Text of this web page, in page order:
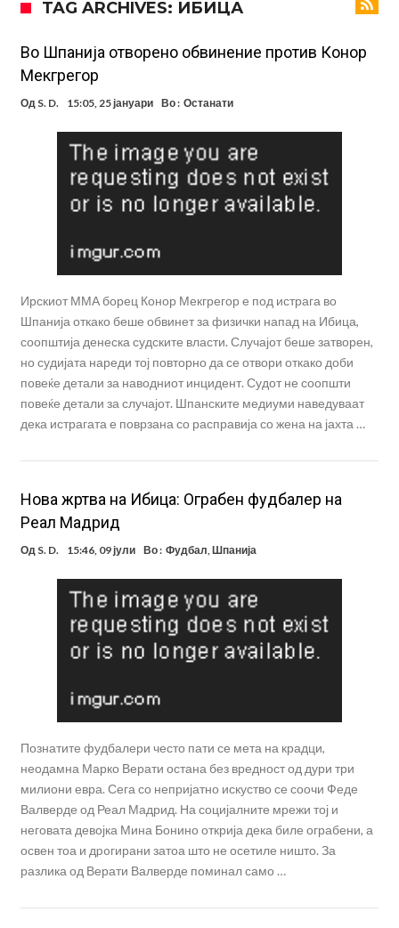
Реал Мадрид го собори клупскиот рекорд: Мурињо добива
засилување за 140 милиони евра!
Милан ја доби првата понуда за Леао
Италијански петтолигаш добива неверојатен стадион од 62
милиони евра? (Видео)
Голем удар за Барселона: Херојот на финалето на Светското
Стигнува во Мадрид за потпис на договор
Потресни сцени на погребот на УФЦ-борец: Шпалир, музика и
аплауз кој ги расплака сите (Видео)
(ВИДЕО) Голема трагедија: Гром усмрти фудбалери, а уште 12 се
TAG ARCHIVES: ИБИЦА
Во Шпанија отворено обвинение против Конор
Мекгрегор
Од S. D. 15:05, 25 јануари Во : Останати
Ирскиот ММА борец Конор Мекгрегор е под истрага во
Шпанија откако беше обвинет за физички напад на Ибица,
соопштија денеска судските власти. Случајот беше затворен,
но судијата нареди тој повторно да се отвори откако доби
повеќе детали за наводниот инцидент. Судот не соопшти
повеќе детали за случајот. Шпанските медиуми наведуваат
дека истрагата е поврзана со расправија со жена на јахта …
Нова жртва на Ибица: Ограбен фудбалер на
Реал Мадрид
Од S. D. 15:46, 09 јули Во : Фудбал Шпанија
Познатите фудбалери често пати се мета на крадци,
неодамна Марко Верати остана без вредност од дури три
милиони евра. Сега со непријатно искуство се соочи Феде
Валверде од Реал Мадрид. На социјалните мрежи тој и
неговата девојка Мина Бонино открија дека биле ограбени, а
освен тоа и дpoгирани затоа што не осетиле ништо. За
разлика од Верати Валверде поминал само …